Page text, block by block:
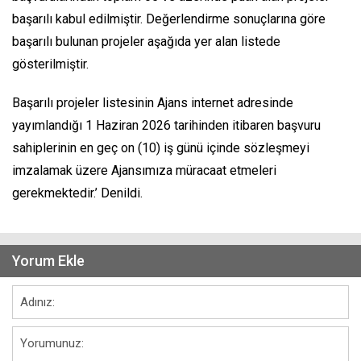
başarılı kabul edilmiştir. Değerlendirme sonuçlarına göre
başarılı bulunan projeler aşağıda yer alan listede
gösterilmiştir.
Başarılı projeler listesinin Ajans internet adresinde
yayımlandığı 1 Haziran 2026 tarihinden itibaren başvuru
sahiplerinin en geç on (10) iş günü içinde sözleşmeyi
imzalamak üzere Ajansımıza müracaat etmeleri
gerekmektedir.’ Denildi.
Yorum Ekle